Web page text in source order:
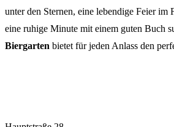
unter den Sternen, eine lebendige Feier im
eine ruhige Minute mit einem guten Buch
Biergarten bietet für jeden Anlass den